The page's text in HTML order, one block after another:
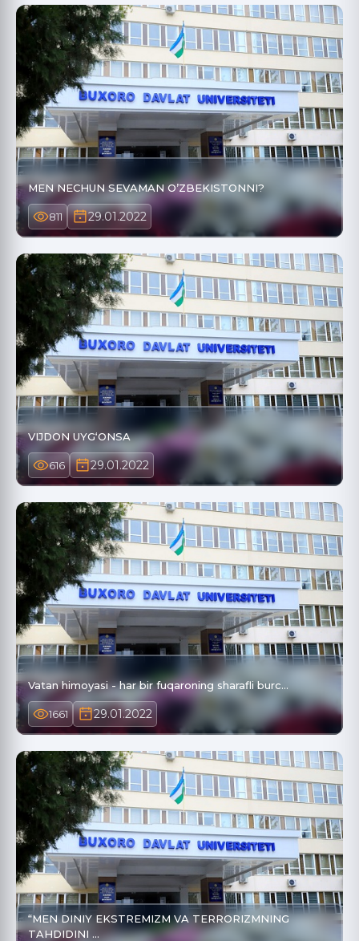
MEN NECHUN SEVAMAN O’ZBEKISTONNI?
811 29.01.2022
VIJDON UYG‘ONSA
616 29.01.2022
Vatan himoyasi - har bir fuqaroning sharafli burc…
1661 29.01.2022
“MEN DINIY EKSTREMIZM VA TERRORIZMNING
TAHDIDINI …